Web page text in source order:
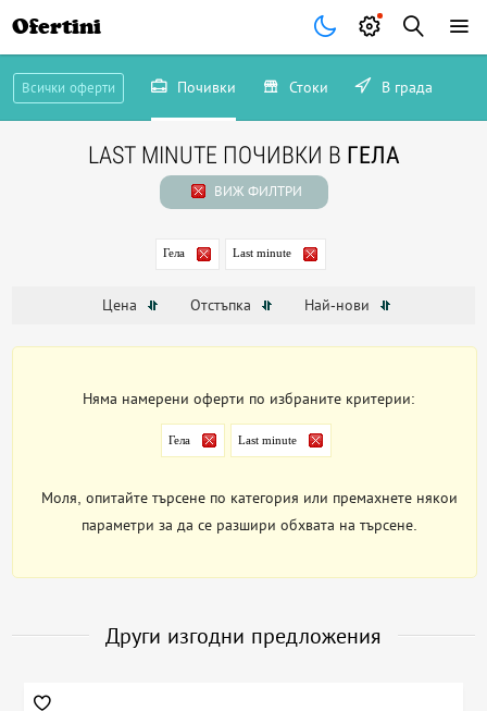
Ofertini
Всички оферти Почивки Стоки В града
LAST MINUTE ПОЧИВКИ В ГЕЛА
ВИЖ ФИЛТРИ
Гела Last minute
Цена Отстъпка Най-нови
Няма намерени оферти по избраните критерии:
Гела Last minute
Моля, опитайте търсене по категория или премахнете някои
параметри за да се разшири обхвата на търсене.
Други изгодни предложения